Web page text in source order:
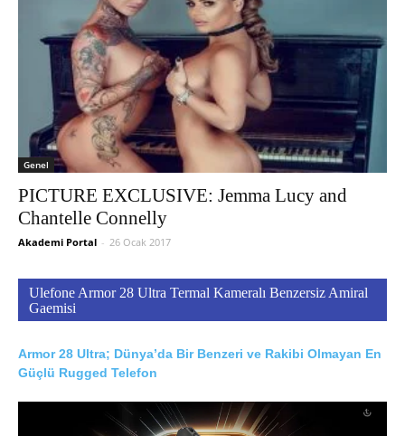
Genel
PICTURE EXCLUSIVE: Jemma Lucy and
Chantelle Connelly
Akademi Portal - 26 Ocak 2017
Ulefone Armor 28 Ultra Termal Kameralı Benzersiz Amiral
Gaemisi
Armor 28 Ultra; Dünya’da Bir Benzeri ve Rakibi Olmayan En
Güçlü Rugged Telefon